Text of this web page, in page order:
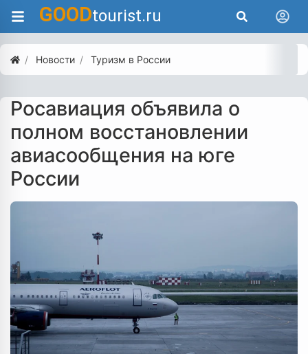
GOODtourist.ru
Новости Туризм в России
Росавиация объявила о
полном восстановлении
авиасообщения на юге
России